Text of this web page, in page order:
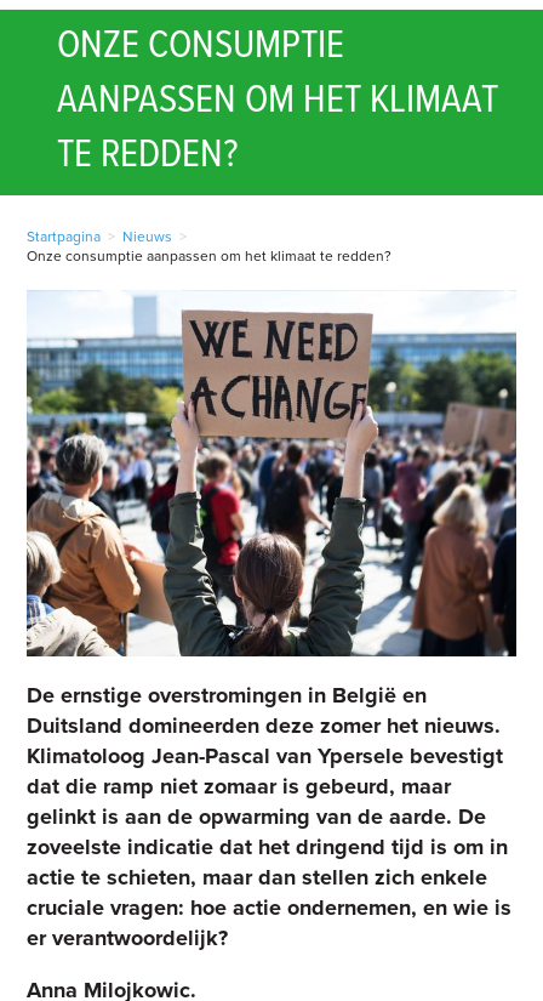
ONZE CONSUMPTIE
AANPASSEN OM HET KLIMAAT
TE REDDEN?
Startpagina > Nieuws >
Onze consumptie aanpassen om het klimaat te redden?
De ernstige overstromingen in België en
Duitsland domineerden deze zomer het nieuws.
Klimatoloog Jean-Pascal van Ypersele bevestigt
dat die ramp niet zomaar is gebeurd, maar
gelinkt is aan de opwarming van de aarde. De
zoveelste indicatie dat het dringend tijd is om in
actie te schieten, maar dan stellen zich enkele
cruciale vragen: hoe actie ondernemen, en wie is
er verantwoordelijk?
Anna Milojkowic.